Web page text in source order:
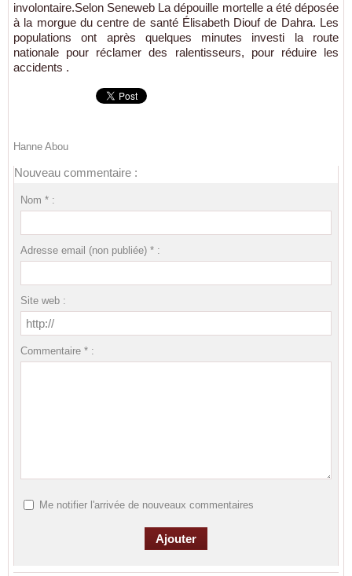
involontaire.Selon Seneweb La dépouille mortelle a été déposée
à la morgue du centre de santé Élisabeth Diouf de Dahra. Les
populations ont après quelques minutes investi la route
nationale pour réclamer des ralentisseurs, pour réduire les
accidents .
Hanne Abou
Nouveau commentaire :
Nom * :
Adresse email (non publiée) * :
Site web :
Commentaire * :
Me notifier l'arrivée de nouveaux commentaires